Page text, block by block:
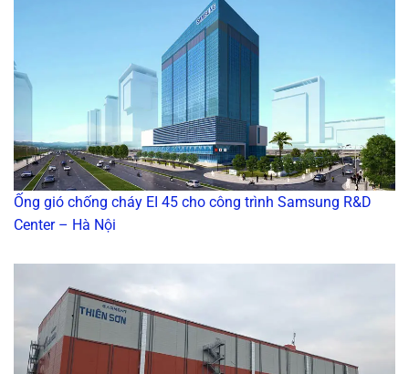
Ống gió chống cháy EI 45 cho công trình Samsung R&D
Center – Hà Nội